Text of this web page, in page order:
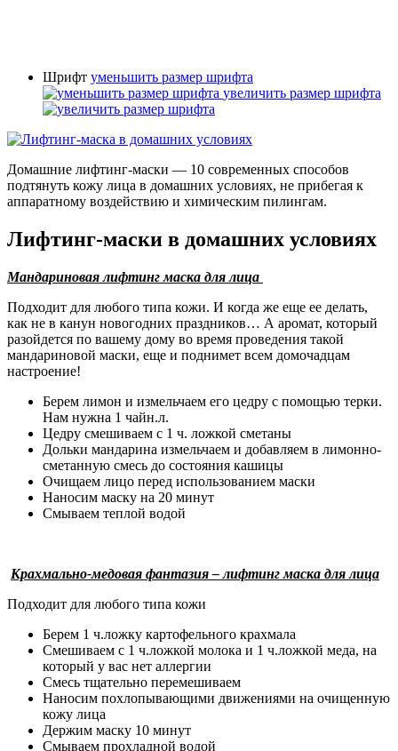
Шрифт уменьшить размер шрифта
увеличить размер шрифта
Домашние лифтинг-маски — 10 современных способов
подтянуть кожу лица в домашних условиях, не прибегая к
аппаратному воздействию и химическим пилингам.
Лифтинг-маски в домашних условиях
Мандариновая лифтинг маска для лица
Подходит для любого типа кожи. И когда же еще ее делать,
как не в канун новогодних праздников… А аромат, который
разойдется по вашему дому во время проведения такой
мандариновой маски, еще и поднимет всем домочадцам
настроение!
Берем лимон и измельчаем его цедру с помощью терки.
Нам нужна 1 чайн.л.
Цедру смешиваем с 1 ч. ложкой сметаны
Дольки мандарина измельчаем и добавляем в лимонно-
сметанную смесь до состояния кашицы
Очищаем лицо перед использованием маски
Наносим маску на 20 минут
Смываем теплой водой
Крахмально-медовая фантазия – лифтинг маска для лица
Подходит для любого типа кожи
Берем 1 ч.ложку картофельного крахмала
Смешиваем с 1 ч.ложкой молока и 1 ч.ложкой меда, на
который у вас нет аллергии
Смесь тщательно перемешиваем
Наносим похлопывающими движениями на очищенную
кожу лица
Держим маску 10 минут
Смываем прохладной водой